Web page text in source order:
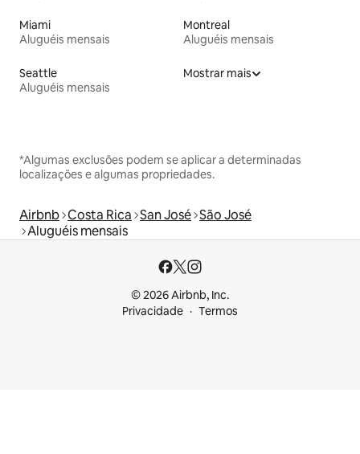
Miami
Aluguéis mensais
Montreal
Aluguéis mensais
Seattle
Aluguéis mensais
Mostrar mais
*Algumas exclusões podem se aplicar a determinadas
localizações e algumas propriedades.
Airbnb Costa Rica San José São José
Aluguéis mensais
© 2026 Airbnb, Inc.
Privacidade
Termos